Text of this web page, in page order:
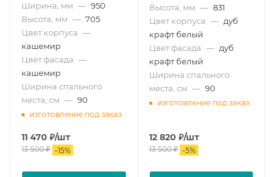
Ширина, мм — 950
Высота, мм — 705
Цвет корпуса —
кашемир
Цвет фасада —
кашемир
Ширина спального
места, см — 90
изготовление под заказ
11 470 ₽/шт
13 500₽ -15%
Высота, мм — 831
Цвет корпуса — дуб
крафт белый
Цвет фасада — дуб
крафт белый
Ширина спального
места, см — 90
изготовление под заказ
12 820 ₽/шт
13 500₽ -5%